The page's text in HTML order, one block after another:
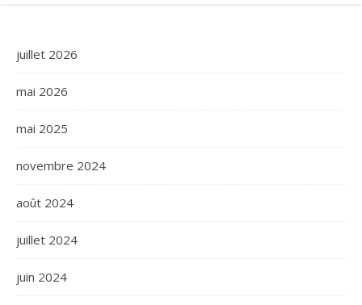
juillet 2026
mai 2026
mai 2025
novembre 2024
août 2024
juillet 2024
juin 2024